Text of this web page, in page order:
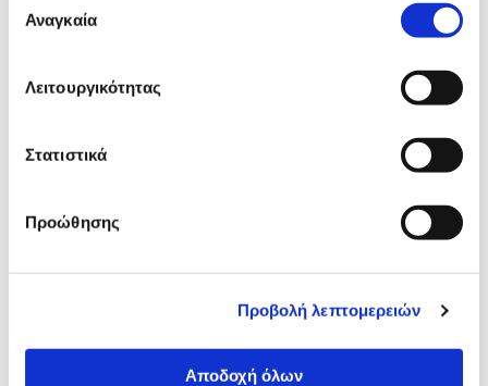
συγκατάθεσης
Αναγκαία
Λειτουργικότητας
Στατιστικά
Προώθησης
Προβολή λεπτομερειών
Αποδοχή όλων
προϊόντος
Χαρακτηριστικά
Αξιολογήσεις
Όσοι είδαν αυτό τo προϊόν, είδαν